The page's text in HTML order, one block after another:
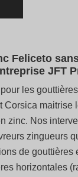
Feliceto
JFT
les
Corsica maitrise
zinc. Nos
zingueurs
de gouttières
horizontales